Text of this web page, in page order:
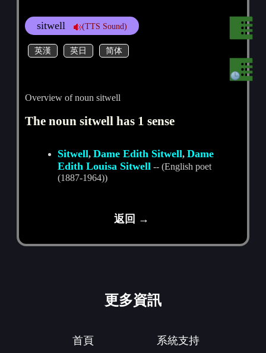
sitwell (TTS Sound)
英漢 英日 简体
Overview of noun sitwell
The noun sitwell has 1 sense
Sitwell,Dame Edith Sitwell,Dame
Edith Louisa Sitwell -- (English poet
(1887-1964))
返回 →
更多資訊
首頁 系統支持